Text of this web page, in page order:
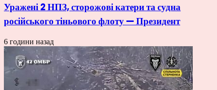
Уражені 2 НПЗ, сторожові катери та судна
російського тіньового флоту — Президент
6 години назад